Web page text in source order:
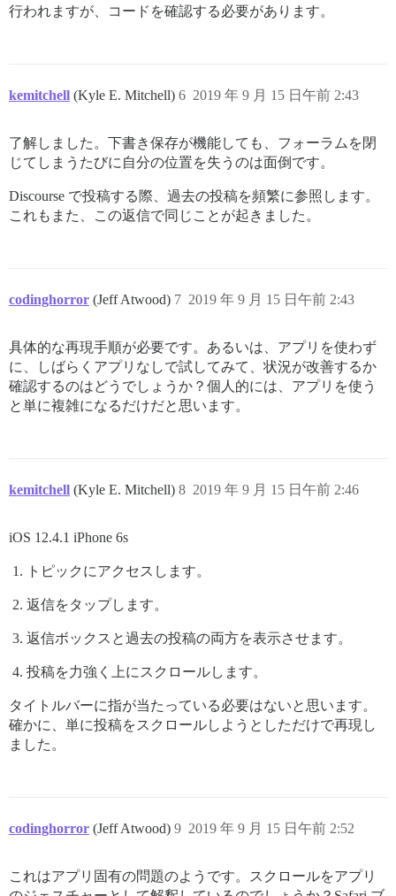
行われますが、コードを確認する必要があります。
kemitchell (Kyle E. Mitchell) 2019 年 9 月 15 日午前 2:43
6
了解しました。下書き保存が機能しても、フォーラムを閉
じてしまうたびに自分の位置を失うのは面倒です。
Discourse で投稿する際、過去の投稿を頻繁に参照します。
これもまた、この返信で同じことが起きました。
codinghorror (Jeff Atwood) 2019 年 9 月 15 日午前 2:43
7
具体的な再現手順が必要です。あるいは、アプリを使わず
に、しばらくアプリなしで試してみて、状況が改善するか
確認するのはどうでしょうか？個人的には、アプリを使う
と単に複雑になるだけだと思います。
kemitchell (Kyle E. Mitchell) 2019 年 9 月 15 日午前 2:46
8
iOS 12.4.1 iPhone 6s
トピックにアクセスします。
返信をタップします。
返信ボックスと過去の投稿の両方を表示させます。
投稿を力強く上にスクロールします。
タイトルバーに指が当たっている必要はないと思います。
確かに、単に投稿をスクロールしようとしただけで再現し
ました。
codinghorror (Jeff Atwood) 2019 年 9 月 15 日午前 2:52
9
これはアプリ固有の問題のようです。スクロールをアプリ